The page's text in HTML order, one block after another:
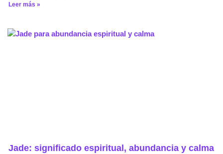
Leer más »
Jade: significado espiritual, abundancia y calma